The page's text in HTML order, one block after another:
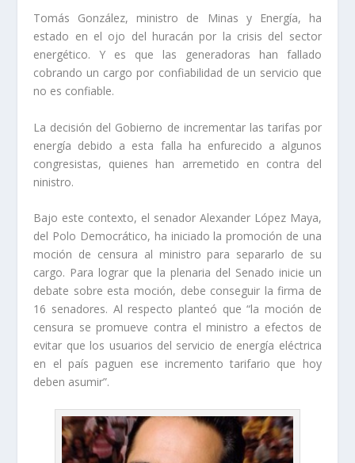
Tomás González, ministro de Minas y Energía, ha
estado en el ojo del huracán por la crisis del sector
energético. Y es que las generadoras han fallado
cobrando un cargo por confiabilidad de un servicio que
no es confiable.
La decisión del Gobierno de incrementar las tarifas por
energía debido a esta falla ha enfurecido a algunos
congresistas, quienes han arremetido en contra del
ninistro.
Bajo este contexto, el senador Alexander López Maya,
del Polo Democrático, ha iniciado la promoción de una
moción de censura al ministro para separarlo de su
cargo. Para lograr que la plenaria del Senado inicie un
debate sobre esta moción, debe conseguir la firma de
16 senadores. Al respecto planteó que “la moción de
censura se promueve contra el ministro a efectos de
evitar que los usuarios del servicio de energía eléctrica
en el país paguen ese incremento tarifario que hoy
deben asumir”.